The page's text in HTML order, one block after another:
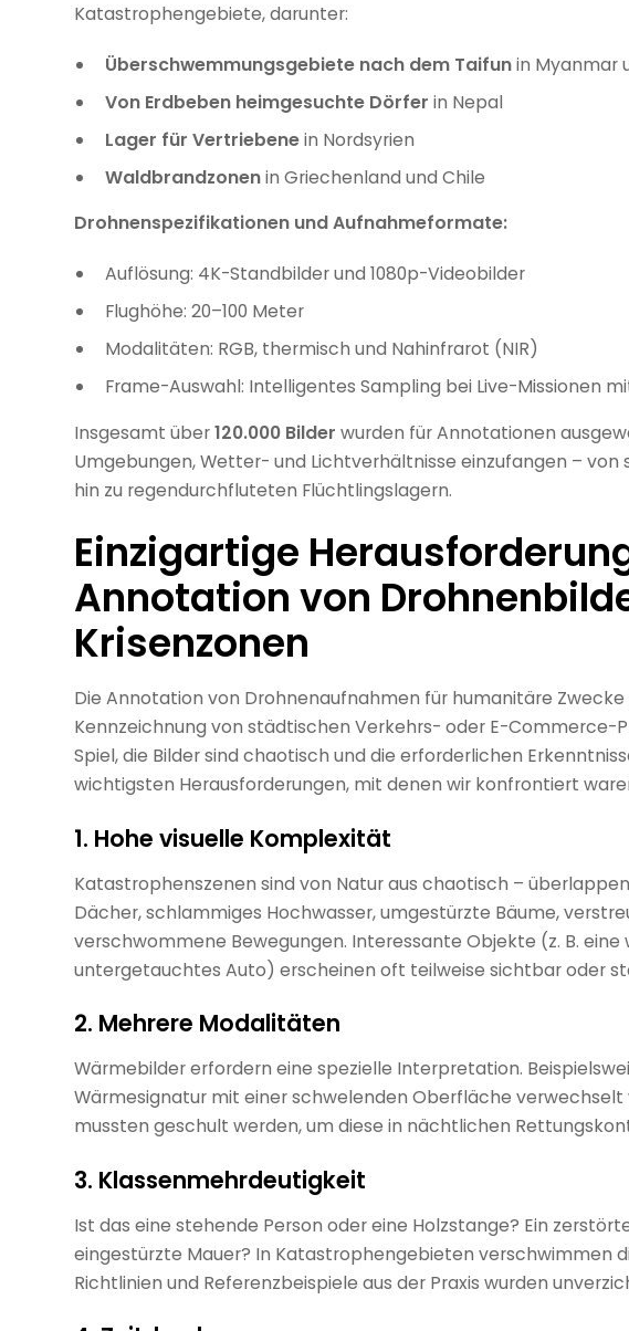
Katastrophengebiete, darunter:
Überschwemmungsgebiete nach dem Taifunin Myanmar
Von Erdbeben heimgesuchte Dörfer in Nepal
Lager für Vertriebenein Nordsyrien
Waldbrandzonenin Griechenland und Chile
Drohnenspezifikationen und Aufnahmeformate:
Auflösung: 4K-Standbilder und 1080p-Videobilder
Flughöhe: 20–100 Meter
Modalitäten: RGB, thermisch und Nahinfrarot (NIR)
Frame-Auswahl: Intelligentes Sampling bei Live-Missionen
Insgesamt über120.000 Bilder wurden für Annotationen
Umgebungen, Wetter- und Lichtverhältnisse einzufangen –
hin zu regendurchfluteten Flüchtlingslagern.
Einzigartige
Annotation von
Krisenzonen
Die Annotation von Drohnenaufnahmen für humanitäre
Kennzeichnung von städtischen Verkehrs- oder E-Commerce-
Spiel, die Bilder sind chaotisch und die erforderlichen
wichtigsten Herausforderungen, mit denen wir konfrontiert
1. Hohe visuelle Komplexität
Katastrophenszenen sind von Natur aus chaotisch –
Dächer, schlammiges Hochwasser, umgestürzte Bäume,
verschwommene Bewegungen. Interessante Objekte (z. B. eine
untergetauchtes Auto) erscheinen oft teilweise sichtbar oder
2. Mehrere Modalitäten
Wärmebilder erfordern eine spezielle Interpretation.
Wärmesignatur mit einer schwelenden Oberfläche
mussten geschult werden, um diese in nächtlichen
3. Klassenmehrdeutigkeit
Ist das eine stehende Person oder eine Holzstange? Ein
eingestürzte Mauer? In Katastrophengebieten verschwimmen
Richtlinien und Referenzbeispiele aus der Praxis wurden